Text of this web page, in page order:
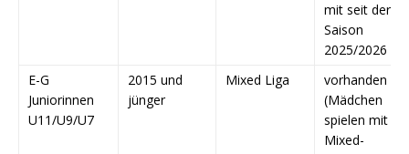
mit seit der
Saison
2025/2026
E-G
Juniorinnen
U11/U9/U7
2015 und
jünger
Mixed Liga
vorhanden
(Mädchen
spielen mit im
Mixed-